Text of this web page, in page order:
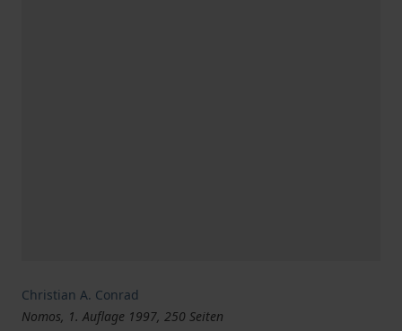
Christian A. Conrad
Nomos, 1. Auflage 1997, 250 Seiten